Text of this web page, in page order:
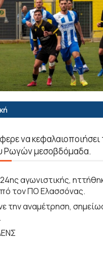
να κεφαλαιοποιήσει
Ρωγών μεσοβδόμαδα.
αγωνιστικής,
τον ΠΟ Ελασσόνας.
την αναμέτρηση,